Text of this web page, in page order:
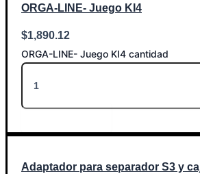
ORGA-LINE- Juego KI4
$1,890.12
ORGA-LINE- Juego KI4 cantidad
Adaptador para separador S3 y